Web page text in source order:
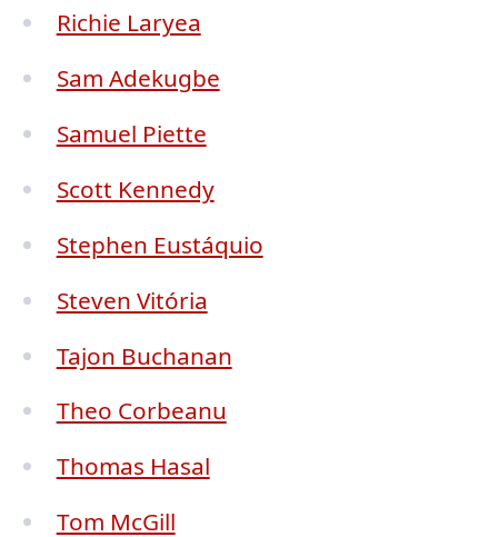
Richie Laryea
Sam Adekugbe
Samuel Piette
Scott Kennedy
Stephen Eustáquio
Steven Vitória
Tajon Buchanan
Theo Corbeanu
Thomas Hasal
Tom McGill